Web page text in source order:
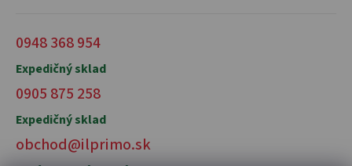
0948 368 954
Expedičný sklad
0905 875 258
Expedičný sklad
obchod@ilprimo.sk